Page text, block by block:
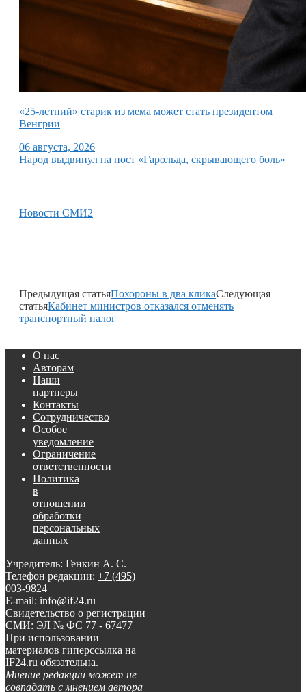
«25-летний» старик из мема может стать президентом
Венгрии
06 августа, 2026
Народ выдвинул на пост «Гарольда, скрывающего боль»
Новости СМИ2
Предыдущая статьяПохороны в два кликаСледующая
статьяКабинет министров отказался отменять
транспортный налог
О нас
Авторам
Наши
партнеры
Контакты
Сотрудничество
Особое
уведомление
Ограничение
ответственности
Политика
в
отношении
обработки
персональных
данных
Учредитель: Генкин А. С.
Телефон редакции: +7 (495)
003-9824
E-mail: info@if24.ru
Свидетельство о регистрации
СМИ: ЭЛ № ФС 77 - 67477
При использовании
материалов гиперссылка на
IF24.ru обязательна.
Мнение редакции может не
совпадать с мнением автора